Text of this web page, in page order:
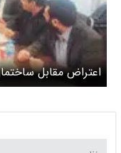
اعتراض مقابل